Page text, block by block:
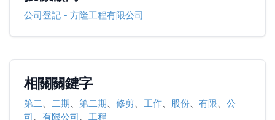
公司登記- 方隆工程有限公司
相關關鍵字
第二、 二期、 第二期、 修剪、 工作、 股份、 有限、 公
司 、 有限公司 、 工程